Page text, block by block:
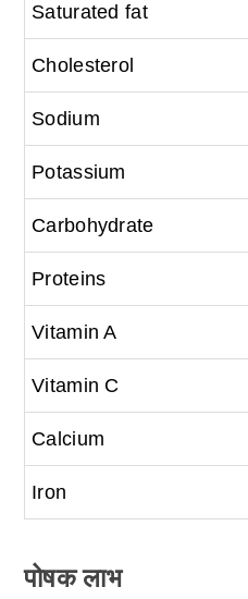
Saturated fat
Cholesterol
Sodium
Potassium
Carbohydrate
Proteins
Vitamin A
Vitamin C
Calcium
Iron
पोषक लाभ